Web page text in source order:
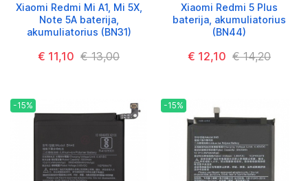
Xiaomi Redmi Mi A1, Mi 5X,
Note 5A baterija,
akumuliatorius (BN31)
€ 11,10 € 13,00
Xiaomi Redmi 5 Plus
baterija, akumuliatorius
(BN44)
€ 12,10 € 14,20
-15% -15%